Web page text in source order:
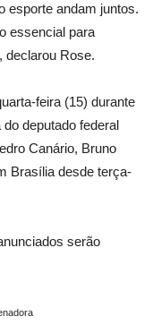
esporte andam juntos.
essencial para
declarou Rose.
feira (15) durante
deputado federal
Canário, Bruno
Brasília desde terça-
serão